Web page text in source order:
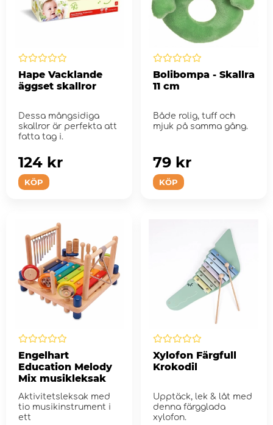
Hape Vacklande
äggset skallror
Dessa mångsidiga
skallror är perfekta att
fatta tag i.
KÖP
124 kr
Bolibompa - Skallra
11 cm
Både rolig, tuff och
mjuk på samma gång.
KÖP
79 kr
Engelhart
Education Melody
Mix musikleksak
Aktivitetsleksak med
tio musikinstrument i
ett
Xylofon Färgfull
Krokodil
Upptäck, lek & låt med
denna färgglada
xylofon.